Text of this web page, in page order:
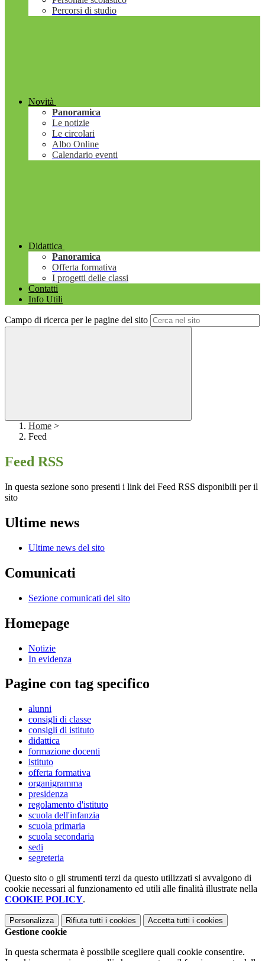
Percorsi di studio
Novità
Panoramica
Le notizie
Le circolari
Albo Online
Calendario eventi
Didattica
Panoramica
Offerta formativa
I progetti delle classi
Contatti
Info Utili
Campo di ricerca per le pagine del sito
Home >
Feed
Feed RSS
In questa sezione sono presenti i link dei Feed RSS disponibili per il
sito
Ultime news
Ultime news del sito
Comunicati
Sezione comunicati del sito
Homepage
Notizie
In evidenza
Pagine con tag specifico
alunni
consigli di classe
consigli di istituto
didattica
formazione docenti
istituto
offerta formativa
organigramma
presidenza
regolamento d'istituto
scuola dell'infanzia
scuola primaria
scuola secondaria
sedi
segreteria
Questo sito o gli strumenti terzi da questo utilizzati si avvalgono di
cookie necessari al funzionamento ed utili alle finalità illustrate nella
COOKIE POLICY.
Personalizza Rifiuta tutti i cookies Accetta tutti i cookies
Gestione cookie
In questa schermata è possibile scegliere quali cookie consentire.